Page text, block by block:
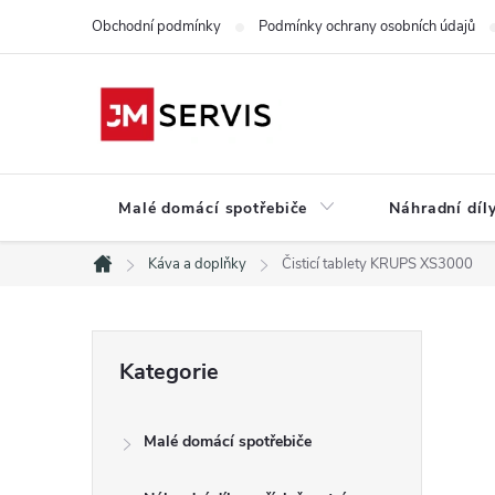
Obchodní podmínky Podmínky ochrany osobních údajů
Malé domácí spotřebiče Náhradní
Domů
Káva a doplňky Čisticí tablety KRUPS XS3000
kategorie
Kategorie
Malé domácí spotřebiče